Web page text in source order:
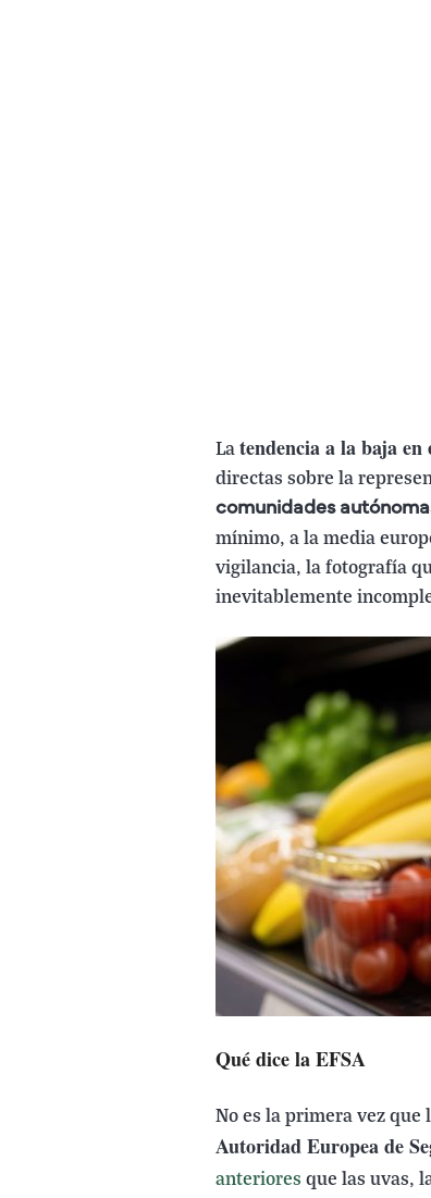
La tendencia a la baja
directas sobre la
comunidades
mínimo, a la media
vigilancia, la fotografía
inevitablemente
Qué dice la EFSA
No es la primera vez
Autoridad Europea de
anteriores que las uvas,